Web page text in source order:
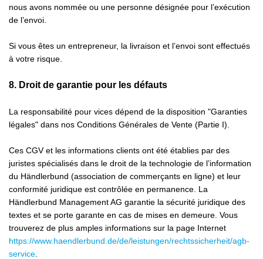
nous avons nommée ou une personne désignée pour l’exécution
de l’envoi.
Si vous êtes un entrepreneur, la livraison et l’envoi sont effectués
à votre risque.
8. Droit de garantie pour les défauts
La responsabilité pour vices dépend de la disposition "Garanties
légales" dans nos Conditions Générales de Vente (Partie I).
Ces CGV et les informations clients ont été établies par des
juristes spécialisés dans le droit de la technologie de l’information
du Händlerbund (association de commerçants en ligne) et leur
conformité juridique est contrôlée en permanence. La
Händlerbund Management AG garantie la sécurité juridique des
textes et se porte garante en cas de mises en demeure. Vous
trouverez de plus amples informations sur la page Internet
https://www.haendlerbund.de/de/leistungen/rechtssicherheit/agb-
service